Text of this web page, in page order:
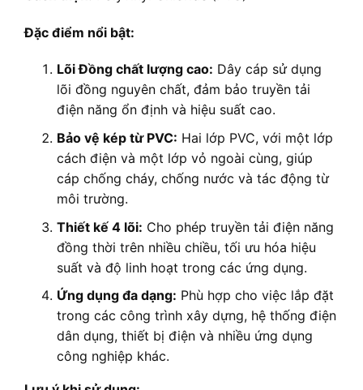
Đặc điểm nổi bật:
Lõi Đồng chất lượng cao: Dây cáp sử dụng
lõi đồng nguyên chất, đảm bảo truyền tải
điện năng ổn định và hiệu suất cao.
Bảo vệ kép từ PVC: Hai lớp PVC, với một lớp
cách điện và một lớp vỏ ngoài cùng, giúp
cáp chống cháy, chống nước và tác động từ
môi trường.
Thiết kế 4 lõi: Cho phép truyền tải điện năng
đồng thời trên nhiều chiều, tối ưu hóa hiệu
suất và độ linh hoạt trong các ứng dụng.
Ứng dụng đa dạng: Phù hợp cho việc lắp đặt
trong các công trình xây dựng, hệ thống điện
dân dụng, thiết bị điện và nhiều ứng dụng
công nghiệp khác.